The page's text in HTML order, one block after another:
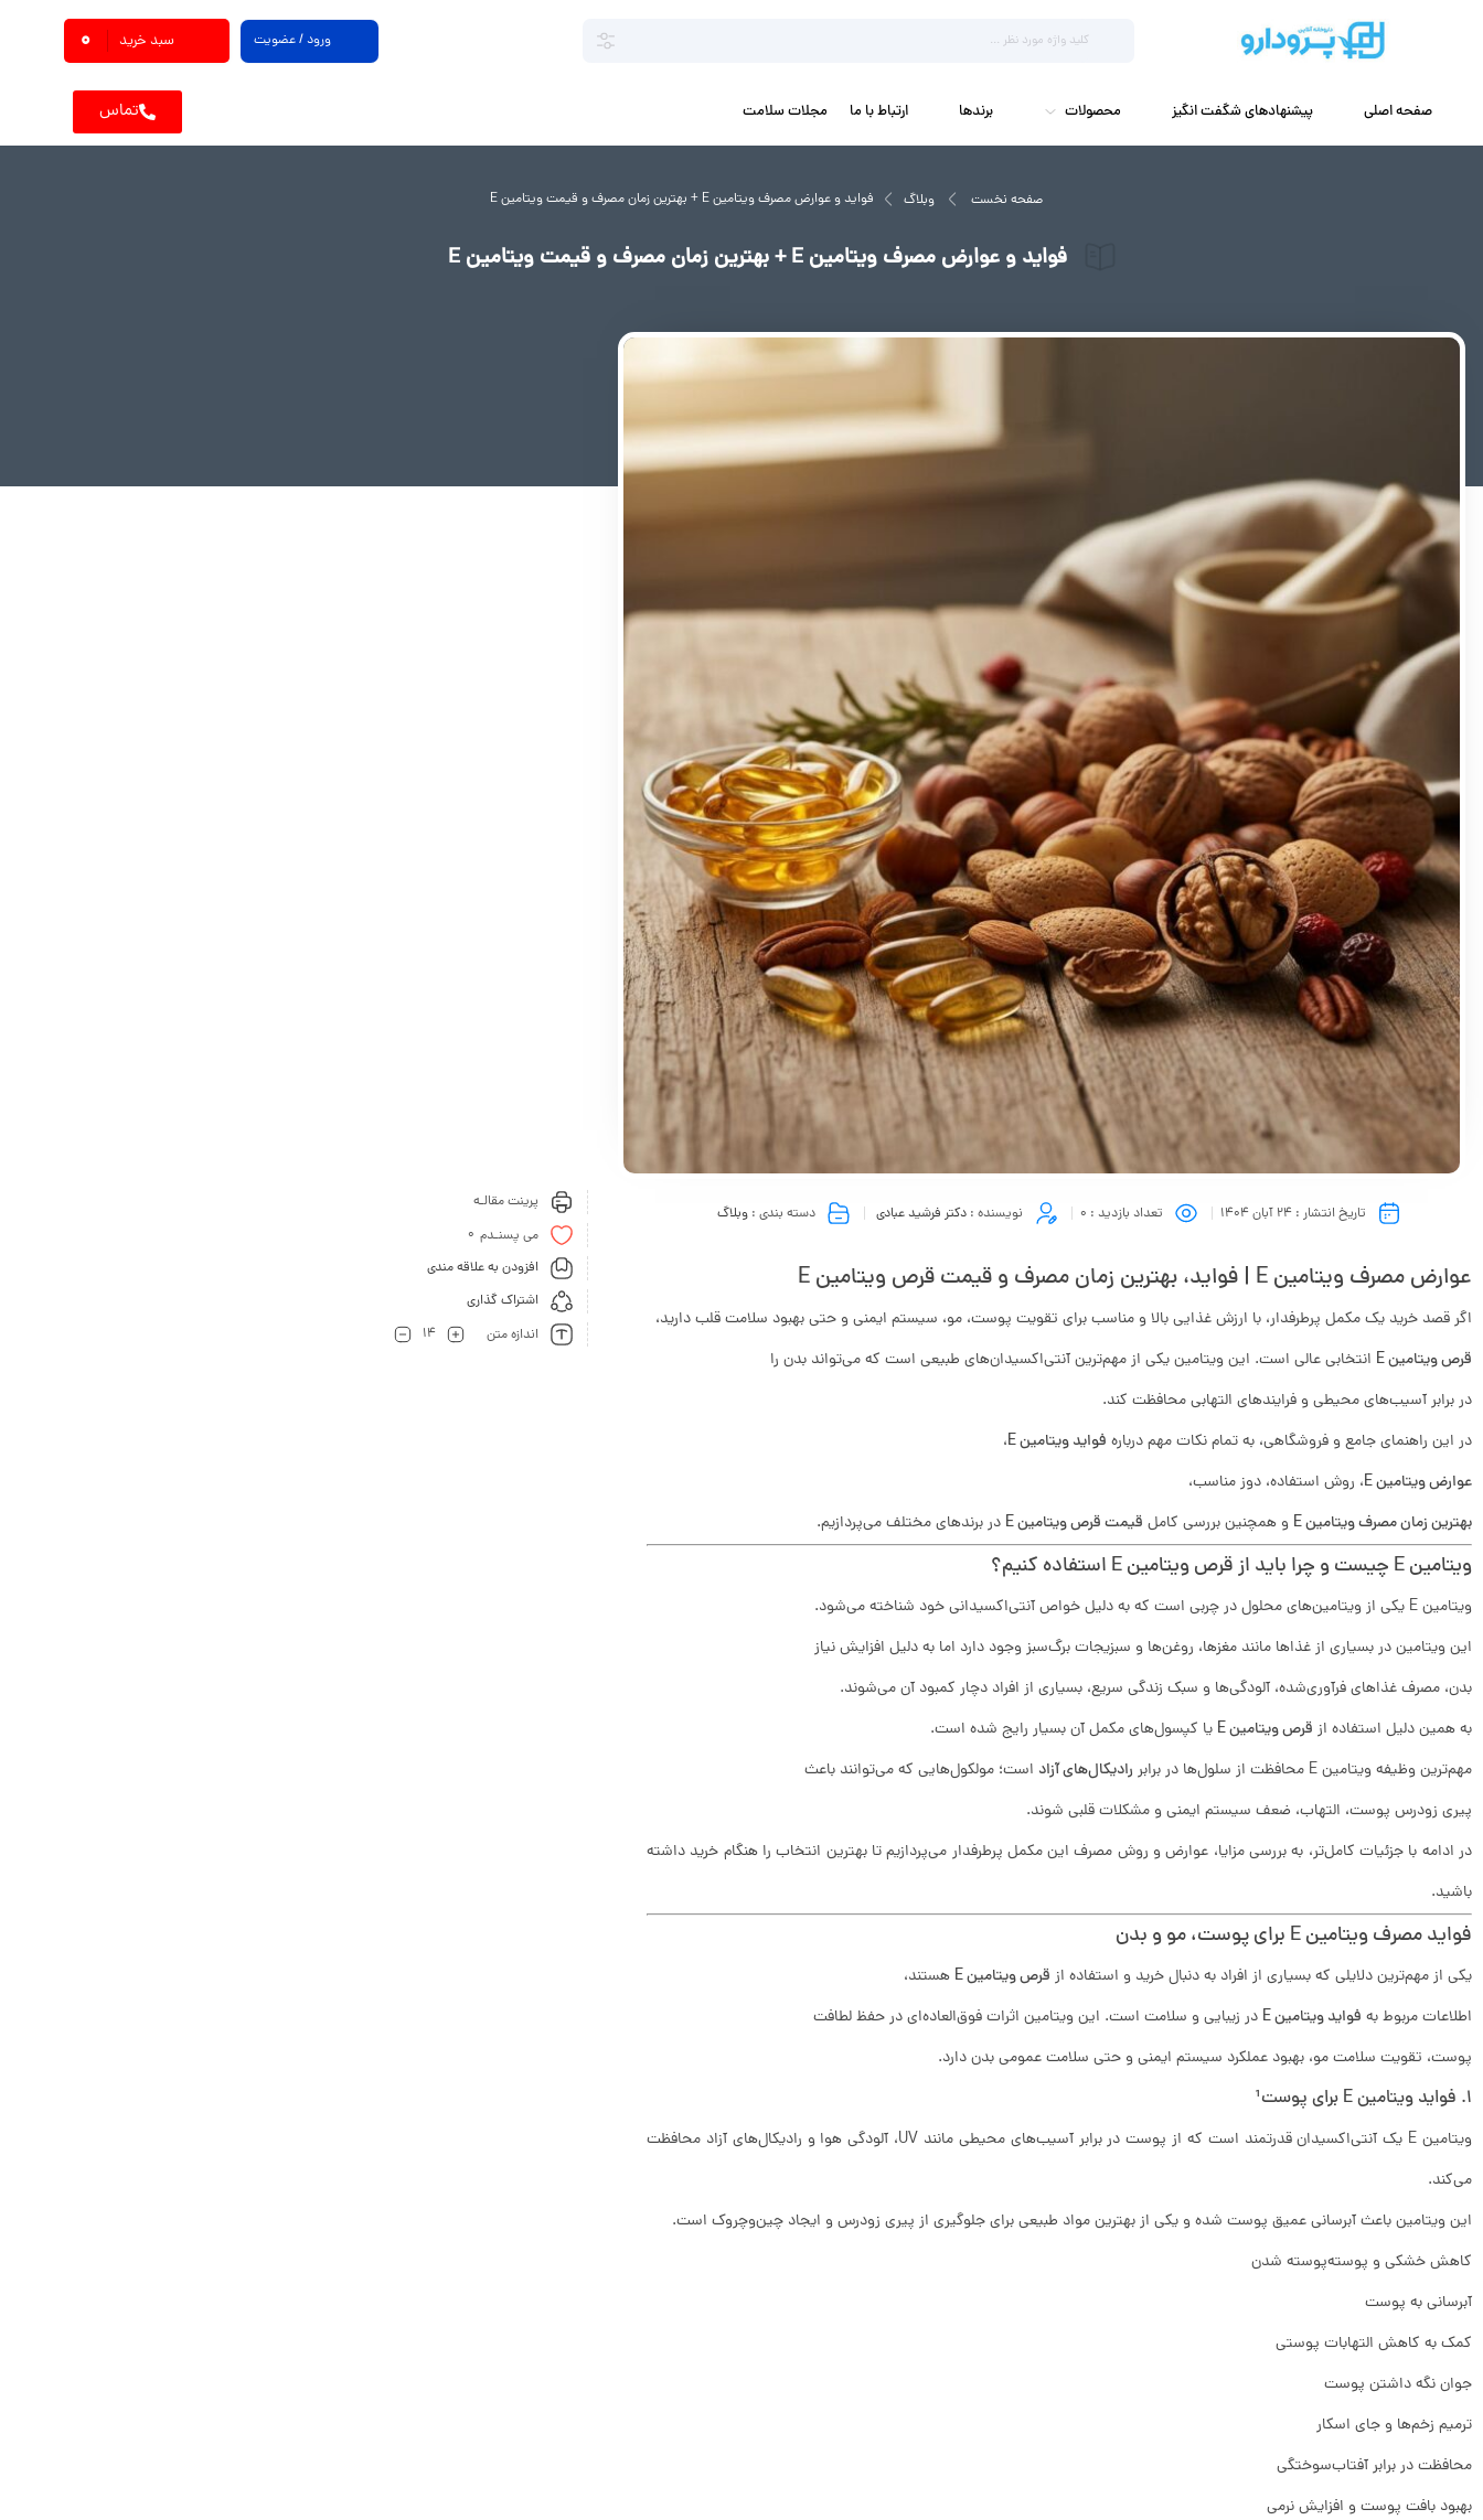
ورود / عضویت سبد خرید 0
صفحه اصلی پیشنهادهای شگفت انگیز محصولات برندها ارتباط با ما مجلات سلامت تماس
صفحه نخست وبلاگ فواید و عوارض مصرف ویتامین E + بهترین زمان مصرف و قیمت ویتامین E
فواید و عوارض مصرف ویتامین E + بهترین زمان مصرف و قیمت ویتامین E
تاریخ انتشار : 24 آبان 1404 تعداد بازدید : 0 نویسنده : دکتر فرشید عبادی دسته بندی : وبلاگ
پرینت مقالـه
می پسنـدم 0
افزودن به علاقه مندی
اشتراک گذاری
اندازه متن
14
عوارض مصرف ویتامین E | فواید، بهترین زمان مصرف و قیمت قرص ویتامین E
اگر قصد خرید یک مکمل پرطرفدار، با ارزش غذایی بالا و مناسب برای تقویت پوست، مو، سیستم ایمنی و حتی بهبود سلامت قلب دارید،
قرص ویتامین E
انتخابی عالی است. این ویتامین یکی از مهم‌ترین آنتی‌اکسیدان‌های طبیعی است که می‌تواند بدن را
در برابر آسیب‌های محیطی و فرایندهای التهابی محافظت کند.
در این راهنمای جامع و فروشگاهی، به تمام نکات مهم درباره فواید ویتامین E ،
عوارض ویتامین E ، روش استفاده، دوز مناسب،
بهترین زمان مصرف ویتامین E
و همچنین بررسی کامل قیمت قرص ویتامین E در برندهای مختلف می‌پردازیم.
ویتامین E چیست و چرا باید از قرص ویتامین E استفاده کنیم؟
ویتامین E یکی از ویتامین‌های محلول در چربی است که به دلیل خواص آنتی‌اکسیدانی خود شناخته می‌شود.
این ویتامین در بسیاری از غذاها مانند مغزها، روغن‌ها و سبزیجات برگ‌سبز وجود دارد اما به دلیل افزایش نیاز
بدن، مصرف غذاهای فرآوری‌شده، آلودگی‌ها و سبک زندگی سریع، بسیاری از افراد دچار کمبود آن می‌شوند.
به همین دلیل استفاده از قرص ویتامین E
یا کپسول‌های مکمل آن بسیار رایج شده است.
مهم‌ترین وظیفه ویتامین E محافظت از سلول‌ها در برابر
رادیکال‌های آزاد است؛ مولکول‌هایی که می‌توانند باعث
پیری زودرس پوست، التهاب، ضعف سیستم ایمنی و مشکلات قلبی شوند.
در ادامه با جزئیات کامل‌تر، به بررسی مزایا، عوارض و روش مصرف این مکمل پرطرفدار می‌پردازیم تا بهترین انتخاب را هنگام خرید داشته
باشید.
فواید مصرف ویتامین E برای پوست، مو و بدن
یکی از مهم‌ترین دلایلی که بسیاری از افراد به دنبال خرید و استفاده از قرص ویتامین E
هستند،
اطلاعات مربوط به فواید ویتامین E
در زیبایی و سلامت است. این ویتامین اثرات فوق‌العاده‌ای در حفظ لطافت
پوست، تقویت سلامت مو، بهبود عملکرد سیستم ایمنی و حتی سلامت عمومی بدن دارد.
۱. فواید ویتامین E برای پوست ¹
ویتامین E یک آنتی‌اکسیدان قدرتمند است که از پوست در برابر آسیب‌های محیطی مانند UV، آلودگی هوا و رادیکال‌های آزاد محافظت
می‌کند.
این ویتامین باعث آبرسانی عمیق پوست شده و یکی از بهترین مواد طبیعی برای جلوگیری از پیری زودرس و ایجاد چین‌وچروک است.
کاهش خشکی و پوسته‌پوسته شدن
آبرسانی به پوست
کمک به کاهش التهابات پوستی
جوان نگه داشتن پوست
ترمیم زخم‌ها و جای اسکار
محافظت در برابر آفتاب‌سوختگی
بهبود بافت پوست و افزایش نرمی